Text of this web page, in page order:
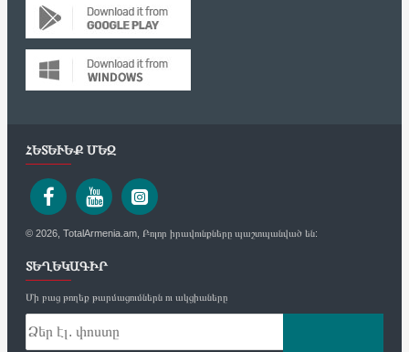
ՀԵՏԵՒԵՔ ՄԵԶ
© 2026, TotalArmenia.am, Բոլոր իրավունքները պաշտպանված են:
ՏԵՂԵԿԱԳԻՐ
Մի բաց թողեք թարմացումներն ու ակցիաները